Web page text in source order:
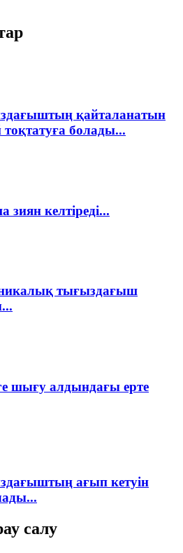
қайталанатын
болады...
келтіреді...
тығыздағыш
шығу алдындағы ерте
ағып кетуін
салу